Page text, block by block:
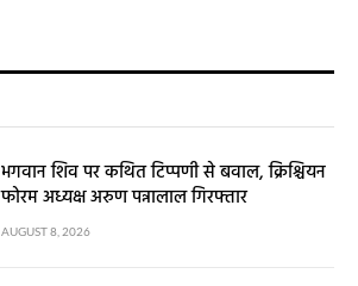
भगवान शिव पर कथित टिप्पणी से बवाल, क्रिश्चियन
फोरम अध्यक्ष अरुण पन्नालाल गिरफ्तार
AUGUST 8, 2026